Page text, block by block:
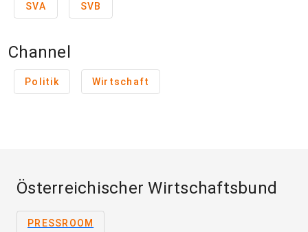
SVA SVB
Channel
Politik Wirtschaft
Österreichischer Wirtschaftsbund
PRESSROOM